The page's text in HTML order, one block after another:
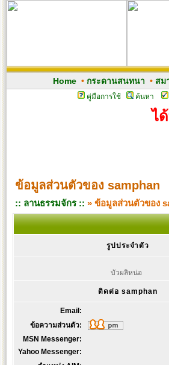
Home• กระดานสนทนา • สม
คู่มือการใช้ ค้นหา
ไ
ข้อมูลส่วนตัวของ samphan
:: ลานธรรมจักร :: » ข้อมูลส่วนตัวของ
รูปประจำตัว
บัวผลิหน่อ
ติดต่อ samphan
Email:
ข้อความส่วนตัว:
MSN Messenger:
Yahoo Messenger: